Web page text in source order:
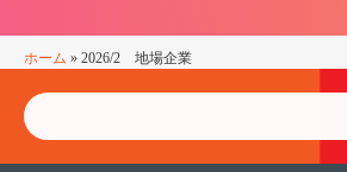
ホーム » 2026/2 地場企業